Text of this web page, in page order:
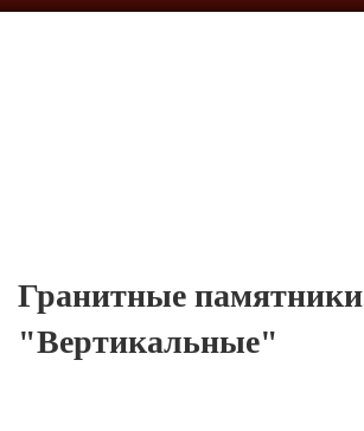
Гранитные памятники
"Вертикальные"